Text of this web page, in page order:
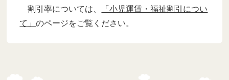
割引率については、
「小児運賃・福祉割引につい
て」のページをご覧ください。